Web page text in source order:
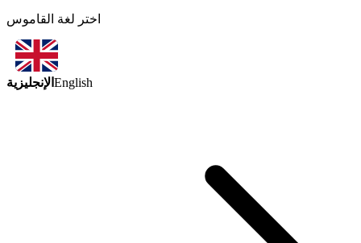
اختر لغة القاموس
الإنجليزية English